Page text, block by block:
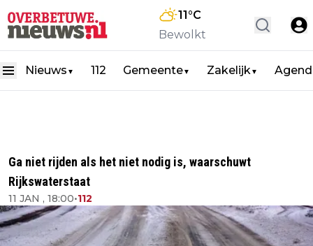
11°C
Bewolkt
Nieuws ▼ 112 Gemeente▼ Zakelijk▼
Ga niet rijden als het niet nodig is, waarschuwt
Rijkswaterstaat
11 JAN , 18:00•112